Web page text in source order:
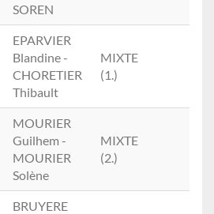
SOREN
EPARVIER
Blandine -
CHORETIER
Thibault
MIXTE
(1.)
MOURIER
Guilhem -
MOURIER
Solène
MIXTE
(2.)
BRUYERE